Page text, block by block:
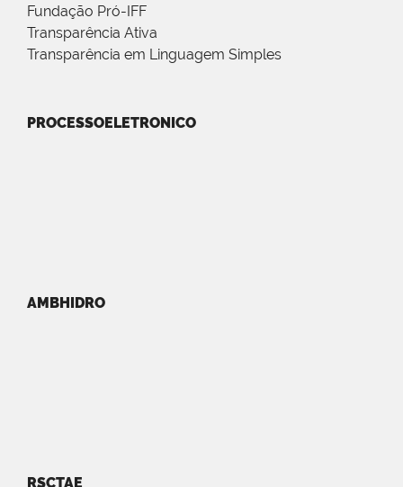
Fundação Pró-IFF
Transparência Ativa
Transparência em Linguagem Simples
PROCESSOELETRONICO
AMBHIDRO
RSCTAE